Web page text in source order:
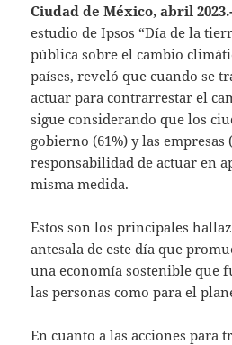
Ciudad de México, abril
estudio de Ipsos “Día de la
pública sobre el cambio
países, reveló que cuando se
actuar para contrarrestar el
sigue considerando que los
gobierno (61%) y las empresas
responsabilidad de actuar en
misma medida.
Estos son los principales
antesala de este día que
una economía sostenible que
las personas como para el
En cuanto a las acciones para